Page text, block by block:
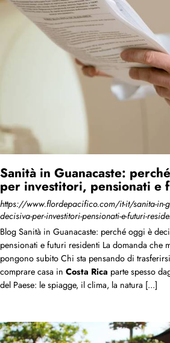
Sanità in Guanacaste:
per investitori, pensionati e
https://www.flordepacifico.com/it-it/sanita-in-
decisiva-per-investitori-pensionati-e-futuri-
Blog Sanità in Guanacaste: perché oggi è
pensionati e futuri residenti La domanda che
pongono subito Chi sta pensando di
comprare casa in Costa Rica parte spesso
del Paese: le spiagge, il clima, la natura [...]